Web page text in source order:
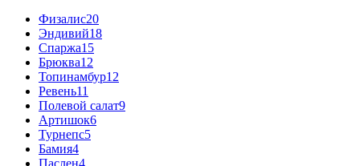
Физалис20
Эндивий18
Спаржа15
Брюква12
Топинамбур12
Ревень11
Полевой салат9
Артишок6
Турнепс5
Бамия4